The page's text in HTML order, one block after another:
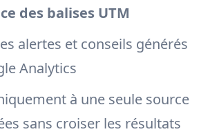
des balises UTM
alertes et conseils générés
Analytics
à une seule source
sans croiser les résultats